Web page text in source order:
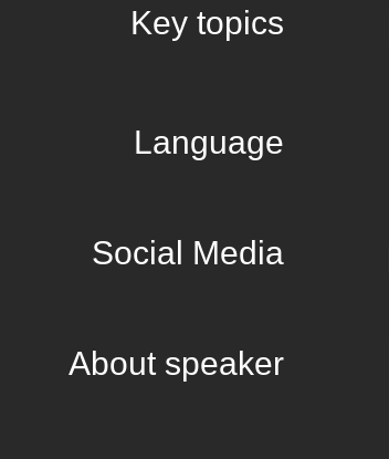
Key topics
Language
Social Media
About speaker